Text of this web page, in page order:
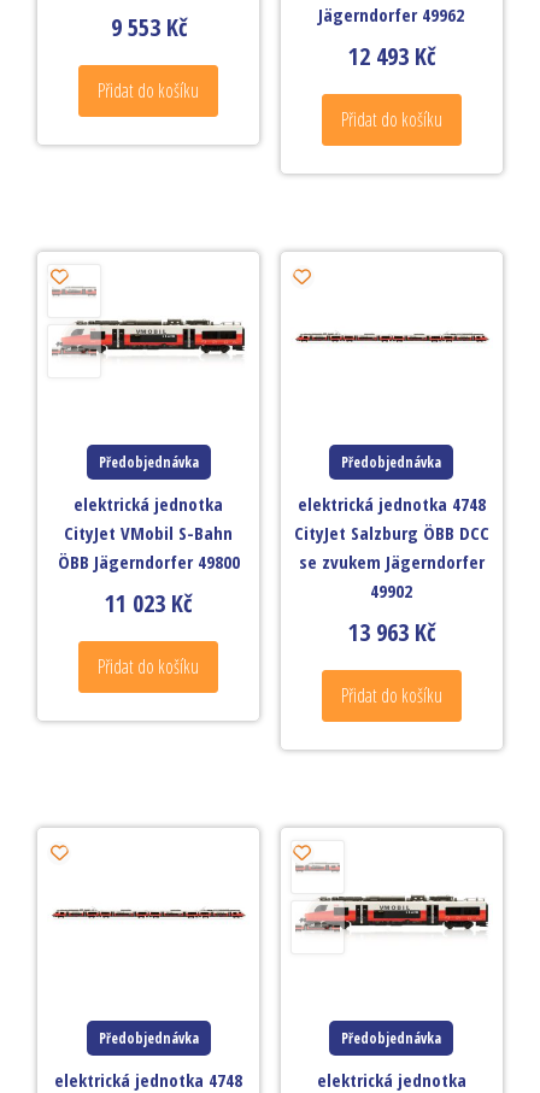
9 553 Kč
Přidat do košíku
Jägerndorfer 49962
12 493 Kč
Přidat do košíku
Předobjednávka
elektrická jednotka
CityJet VMobil S-Bahn
ÖBB Jägerndorfer 49800
11 023 Kč
Přidat do košíku
Předobjednávka
elektrická jednotka 4748
CityJet Salzburg ÖBB DCC
se zvukem Jägerndorfer
49902
13 963 Kč
Přidat do košíku
Předobjednávka
elektrická jednotka 4748
Předobjednávka
elektrická jednotka